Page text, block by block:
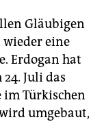
Gläubigen
eine
Erdogan hat
Juli das
im Türkischen
umgebaut,